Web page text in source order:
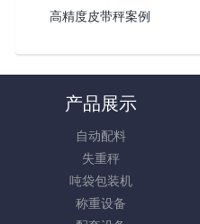
高精度皮带秤案例
产品展示
自动配料
失重秤
吨袋包装机
称重设备